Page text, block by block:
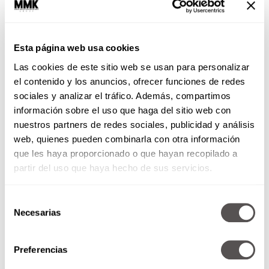
Esta página web usa cookies
Las cookies de este sitio web se usan para personalizar
el contenido y los anuncios, ofrecer funciones de redes
sociales y analizar el tráfico. Además, compartimos
información sobre el uso que haga del sitio web con
nuestros partners de redes sociales, publicidad y análisis
web, quienes pueden combinarla con otra información
que les haya proporcionado o que hayan recopilado a
partir del uso que haya hecho de sus servicios.
Necesarias
Preferencias
4- Crawlo gatear. Avanza hacia adelante y
atrás, manteniendo el torso paralelo al piso.
Dos avances al frente y 2 hacia atrás.
5- Hop scotch . Es un movimiento dinámico, haz
un desplante trasero y desde ahí te impulsas
para lograr una flexión de cadera con salto.
Puedes empezar haciendo 10 reps de un lado, 10